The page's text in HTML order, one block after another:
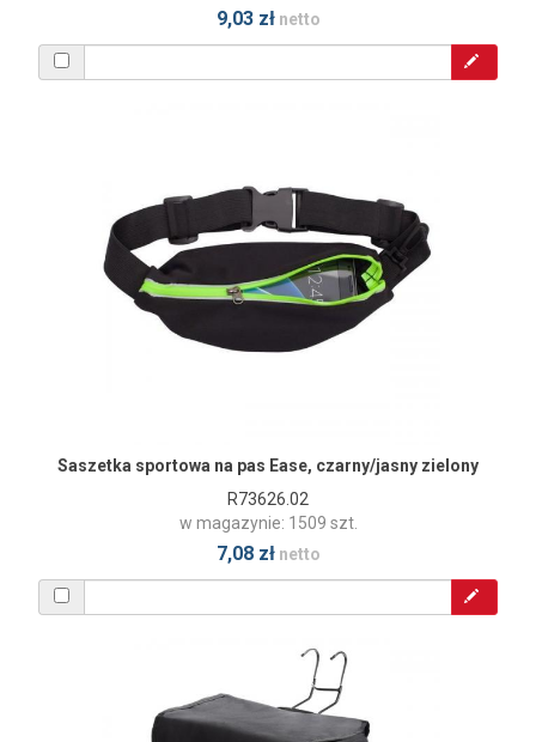
9,03 złnetto
Saszetka sportowa na pas Ease, czarny/jasny zielony
R73626.02
w magazynie: 1509 szt.
7,08 złnetto